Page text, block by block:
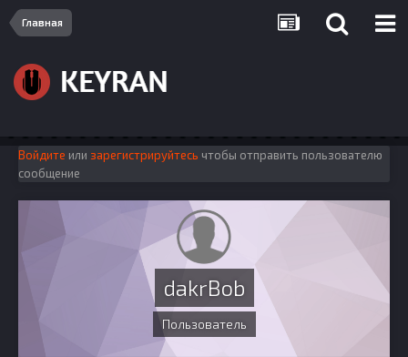
Главная
Войдите или зарегистрируйтесь чтобы отправить пользователю
сообщение
dakrBob
Пользователь